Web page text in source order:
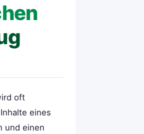
oft
eines
und einen